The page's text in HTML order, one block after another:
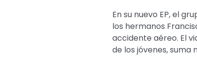
En su nuevo EP, el
los hermanos
accidente aéreo. El
de los jóvenes, suma